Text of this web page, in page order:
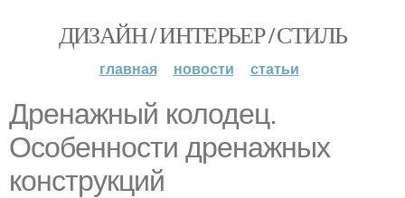
ДИЗАЙН / ИНТЕРЬЕР / СТИЛЬ
главная новости статьи
Дренажный колодец.
Особенности дренажных
конструкций